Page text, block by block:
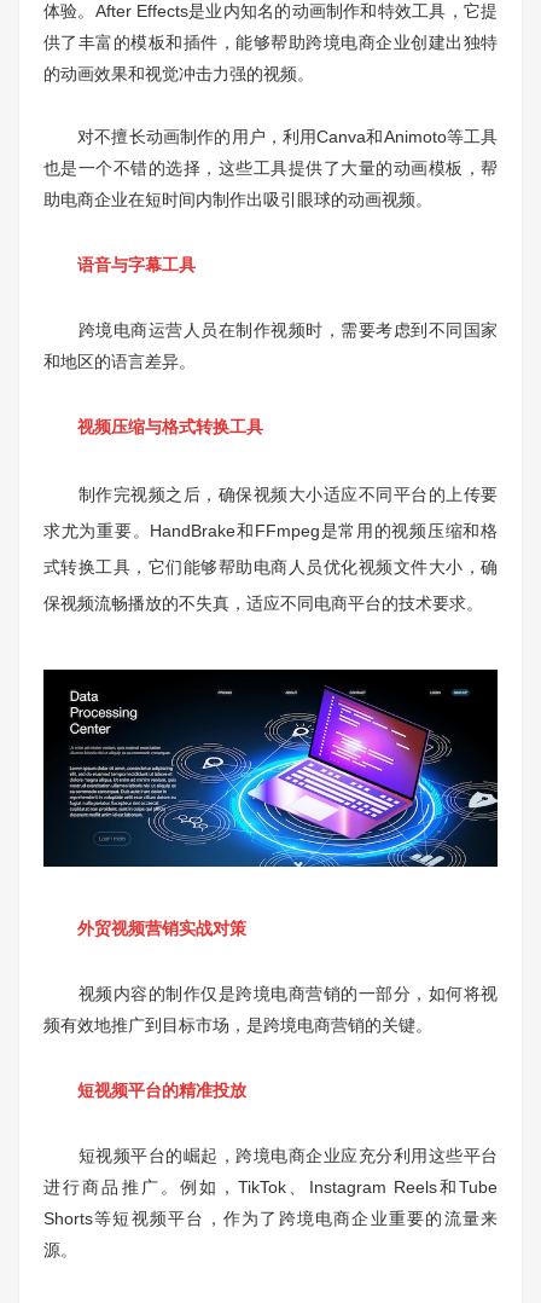
体验。After Effects是业内知名的动画制作和特效工具，它提
供了丰富的模板和插件，能够帮助跨境电商企业创建出独特
的动画效果和视觉冲击力强的视频。
对不擅长动画制作的用户，利用Canva和Animoto等工具
也是一个不错的选择，这些工具提供了大量的动画模板，帮
助电商企业在短时间内制作出吸引眼球的动画视频。
语音与字幕工具
跨境电商运营人员在制作视频时，需要考虑到不同国家
和地区的语言差异。
视频压缩与格式转换工具
制作完视频之后，确保视频大小适应不同平台的上传要
求尤为重要。HandBrake和FFmpeg是常用的视频压缩和格
式转换工具，它们能够帮助电商人员优化视频文件大小，确
保视频流畅播放的不失真，适应不同电商平台的技术要求。
外贸视频营销实战对策
视频内容的制作仅是跨境电商营销的一部分，如何将视
频有效地推广到目标市场，是跨境电商营销的关键。
短视频平台的精准投放
短视频平台的崛起，跨境电商企业应充分利用这些平台
进行商品推广。例如，TikTok、Instagram Reels和Tube
Shorts等短视频平台，作为了跨境电商企业重要的流量来
源。